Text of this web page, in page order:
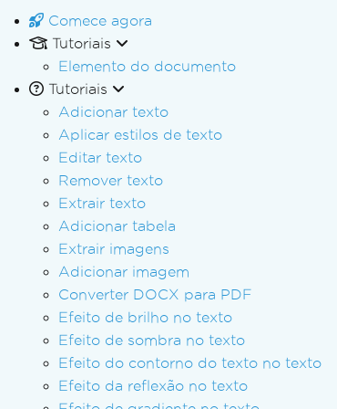
Comece agora
Tutoriais
Elemento do documento
Tutoriais
Adicionar texto
Aplicar estilos de texto
Editar texto
Remover texto
Extrair texto
Adicionar tabela
Extrair imagens
Adicionar imagem
Converter DOCX para PDF
Efeito de brilho no texto
Efeito de sombra no texto
Efeito do contorno do texto no texto
Efeito da reflexão no texto